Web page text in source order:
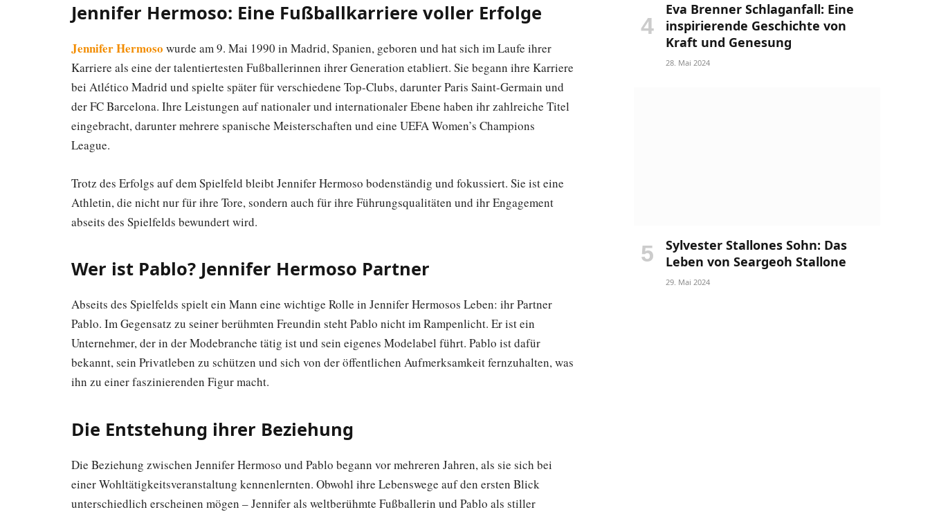
Jennifer Hermoso: Eine Fußballkarriere voller Erfolge
Jennifer Hermoso wurde am 9. Mai 1990 in Madrid, Spanien, geboren und hat sich im Laufe ihrer
Karriere als eine der talentiertesten Fußballerinnen ihrer Generation etabliert. Sie begann ihre Karriere
bei Atlético Madrid und spielte später für verschiedene Top-Clubs, darunter Paris Saint-Germain und
der FC Barcelona. Ihre Leistungen auf nationaler und internationaler Ebene haben ihr zahlreiche Titel
eingebracht, darunter mehrere spanische Meisterschaften und eine UEFA Women’s Champions
League.
Trotz des Erfolgs auf dem Spielfeld bleibt Jennifer Hermoso bodenständig und fokussiert. Sie ist eine
Athletin, die nicht nur für ihre Tore, sondern auch für ihre Führungsqualitäten und ihr Engagement
abseits des Spielfelds bewundert wird.
Wer ist Pablo? Jennifer Hermoso Partner
Abseits des Spielfelds spielt ein Mann eine wichtige Rolle in Jennifer Hermosos Leben: ihr Partner
Pablo. Im Gegensatz zu seiner berühmten Freundin steht Pablo nicht im Rampenlicht. Er ist ein
Unternehmer, der in der Modebranche tätig ist und sein eigenes Modelabel führt. Pablo ist dafür
bekannt, sein Privatleben zu schützen und sich von der öffentlichen Aufmerksamkeit fernzuhalten, was
ihn zu einer faszinierenden Figur macht.
Die Entstehung ihrer Beziehung
Die Beziehung zwischen Jennifer Hermoso und Pablo begann vor mehreren Jahren, als sie sich bei
einer Wohltätigkeitsveranstaltung kennenlernten. Obwohl ihre Lebenswege auf den ersten Blick
unterschiedlich erscheinen mögen – Jennifer als weltberühmte Fußballerin und Pablo als stiller
Eva Brenner Schlaganfall: Eine
inspirierende Geschichte von
Kraft und Genesung
28. Mai 2024
Sylvester Stallones Sohn: Das
Leben von Seargeoh Stallone
29. Mai 2024